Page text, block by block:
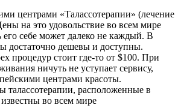
центрами «Талассотерапии» (лечение
на это удовольствие во всем мире
себе может далеко не каждый. В
достаточно дешевы и доступны.
процедур стоит где-то от $100. При
ничуть не уступает сервису,
центрами красоты.
талассотерапии, расположенные в
во всем мире